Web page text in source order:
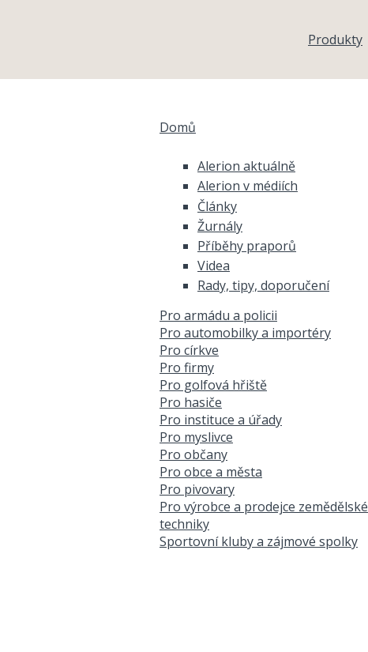
Produkty
Domů
Alerion aktuálně
Alerion v médiích
Články
Žurnály
Příběhy praporů
Videa
Rady, tipy, doporučení
Pro armádu a policii
Pro automobilky a importéry
Pro církve
Pro firmy
Pro golfová hřiště
Pro hasiče
Pro instituce a úřady
Pro myslivce
Pro občany
Pro obce a města
Pro pivovary
Pro výrobce a prodejce zemědělské
techniky
Sportovní kluby a zájmové spolky